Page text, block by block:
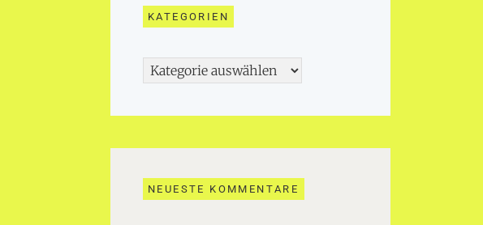
KATEGORIEN
Kategorien
NEUESTE KOMMENTARE